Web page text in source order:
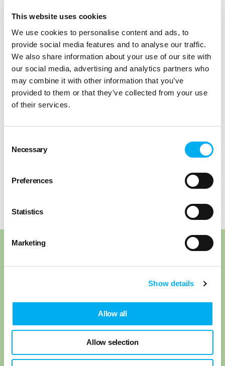
This website uses cookies
We use cookies to personalise content and ads, to
provide social media features and to analyse our traffic.
We also share information about your use of our site with
our social media, advertising and analytics partners who
may combine it with other information that you’ve
provided to them or that they’ve collected from your use
of their services.
Selection
Necessary
Preferences
Statistics
Marketing
Show details
Allow all
Allow selection
sociétale de fond qui n’est pas près de disparaître. Chez
dietplus, nous le constatons tous les jours dans le
domaine du rééquilibrage alimentaire. Nos coachs
franchisés sont aussi motivés par le fait d’aider les autres
que d’être leur propre patron. Et ils ne sont pas déçus :
plus de 90% d’entre-eux sont satisfaits et 98% se disent
optimistes concernant l’avenir.
Nos articles recommandés